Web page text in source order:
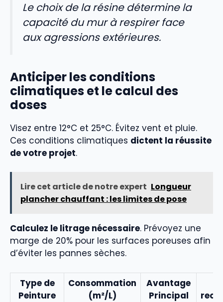
Le choix de la résine détermine la
capacité du mur à respirer face
aux agressions extérieures.
Anticiper les conditions
climatiques et le calcul des
doses
Visez entre 12°C et 25°C. Évitez vent et pluie.
Ces conditions climatiques dictent la réussite
de votre projet.
Lire cet article de notre expert Longueur
plancher chauffant : les limites de pose
Calculez le litrage nécessaire. Prévoyez une
marge de 20% pour les surfaces poreuses afin
d’éviter les pannes sèches.
Type de
Peinture
Consommation
(m²/L)
Avantage
Principal